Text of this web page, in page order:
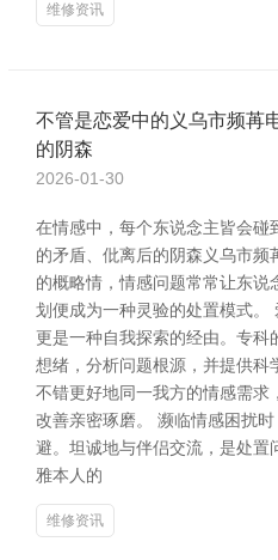
维修资讯
不管是恋爱中的义乌市频苒
的阴森
2026-01-30
在情感中，每个东说念主皆会碰
的矛盾、仳离后的阴森义乌市频
的概略情，情感问题常常让东
划便成为一种灵验的处置模式。
更是一种自我探索的经由。专科
想绪，分析问题根源，并提供科
不错更好地同一我方的情感需求
改善亲密琢磨。 濒临情感困扰
避。坦诚地与伴侣交流，是处置
雅本人的
维修资讯